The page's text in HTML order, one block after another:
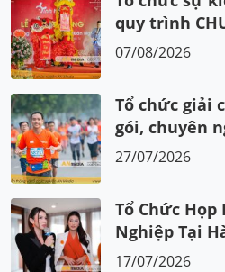
quy trình
07/08/2026
Tổ chức giải
gói, chuyên
27/07/2026
Tổ Chức Họp
Nghiệp Tại
17/07/2026